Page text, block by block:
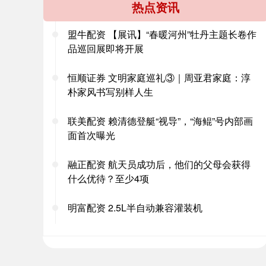
热点资讯
盟牛配资 【展讯】“春暖河州”牡丹主题长卷作
品巡回展即将开展
恒顺证券 文明家庭巡礼③｜周亚君家庭：淳
朴家风书写别样人生
联美配资 赖清德登艇“视导”，“海鲲”号内部画
面首次曝光
融正配资 航天员成功后，他们的父母会获得
什么优待？至少4项
明富配资 2.5L半自动兼容灌装机